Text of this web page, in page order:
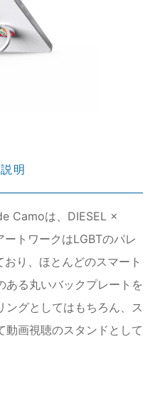
明
Camoは、DIESEL ×
トワークはLGBTのパレ
り、ほとんどのスマート
ある丸いバックプレートを
グとしてはもちろん、ス
動画視聴のスタンドとして